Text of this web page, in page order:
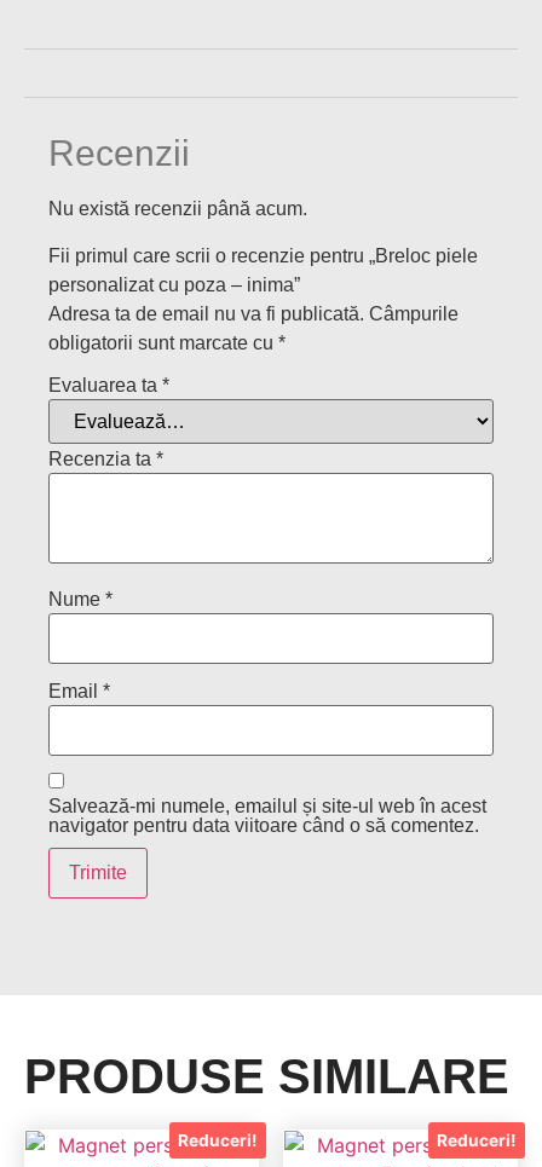
Recenzii
Nu există recenzii până acum.
Fii primul care scrii o recenzie pentru „Breloc piele
personalizat cu poza – inima”
Adresa ta de email nu va fi publicată. Câmpurile
obligatorii sunt marcate cu *
Evaluarea ta *
Recenzia ta *
Nume *
Email *
Salvează-mi numele, emailul și site-ul web în acest
navigator pentru data viitoare când o să comentez.
PRODUSE SIMILARE
Reduceri! Reduceri!